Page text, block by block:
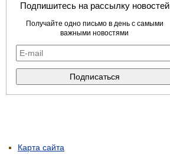
Подпишитесь на рассылку новостей
Получайте одно письмо в день с самыми
важными новостями
Карта сайта